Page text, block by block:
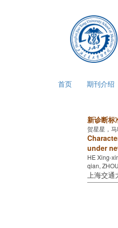
首页 期刊介绍
新诊断标
贺星星，
under
HE Xing-
qian,
上海交通